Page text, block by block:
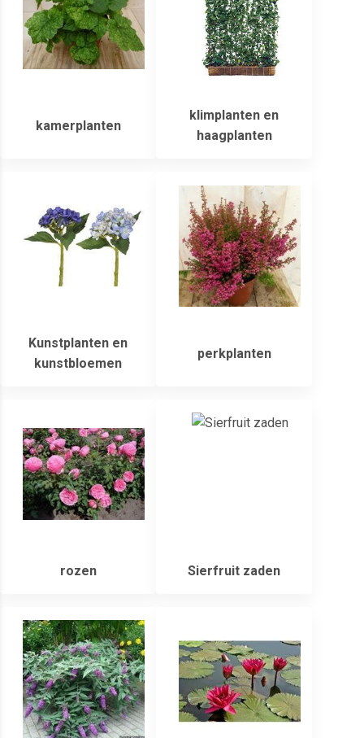
kamerplanten
klimplanten en
haagplanten
Kunstplanten en
kunstbloemen
perkplanten
rozen Sierfruit zaden